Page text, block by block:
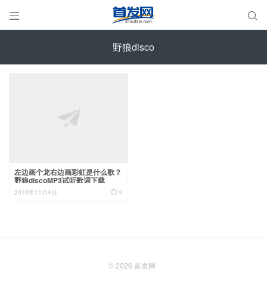
 
野狼disco
左边画个龙右边画彩虹是什么歌？
野狼discoMP3试听歌词下载
 0
2019年11月4日
© 2026 首发网